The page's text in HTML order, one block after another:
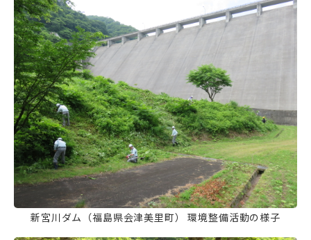
新宮川ダム（福島県会津美里町） 環境整備活動の様子